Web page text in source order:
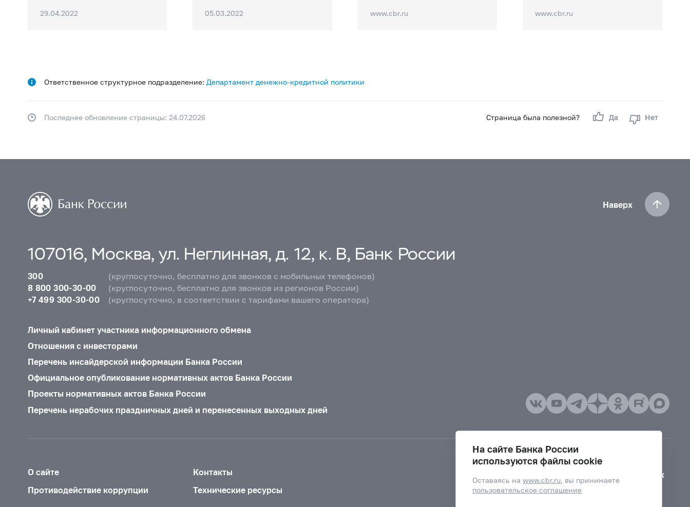
29.04.2022 05.03.2022 www.cbr.ru www.cbr.ru
Ответственное структурное подразделение: Департамент денежно-кредитной политики
Страница была полезной? Да Нет
Последнее обновление страницы: 24.07.2026
Наверх
107016, Москва, ул. Неглинная, д. 12, к. В, Банк России
300
(круглосуточно, бесплатно для звонков с мобильных телефонов)
8 800 300-30-00
(круглосуточно, бесплатно для звонков из регионов России)
+7 499 300-30-00
(круглосуточно, в соответствии с тарифами вашего оператора)
Личный кабинет участника информационного обмена
Отношения с инвесторами
Перечень инсайдерской информации Банка России
Официальное опубликование нормативных актов Банка России
Проекты нормативных актов Банка России
Перечень нерабочих праздничных дней и перенесенных выходных дней
О сайте
Контакты
Противодействие коррупции
Технические ресурсы
Версия для слабовидящих
На сайте Банка России
используются файлы cookie
Оставаясь наwww.cbr.ru, вы принимаете
пользовательское соглашение